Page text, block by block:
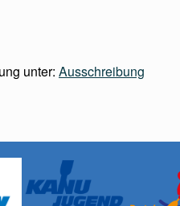
unter: Ausschreibung